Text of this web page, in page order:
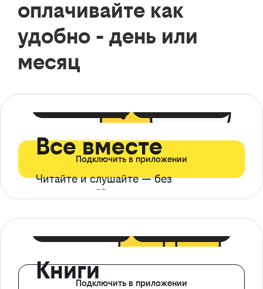
оплачивайте как
удобно - день или
месяц
Все вместе
Читайте и слушайте — без
ограничений*
Подключить в приложении
КнигиПодключить в приложении